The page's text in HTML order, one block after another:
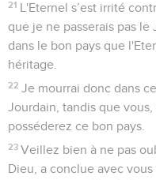
21 L'Eternel s’est irrité
que je ne passerais pas
dans le bon pays que
héritage.
22 Je mourrai donc dans
Jourdain, tandis que
posséderez ce bon pays.
23 Veillez bien à ne pas
Dieu, a conclue avec